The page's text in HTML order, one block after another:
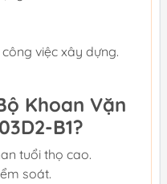
việc xây dựng.
Khoan Vặn
B1?
tuổi thọ cao.
soát.